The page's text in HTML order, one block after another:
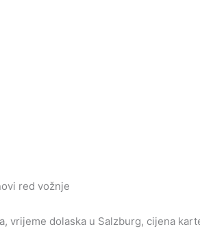
red vožnje
vrijeme dolaska u Salzburg, cijena